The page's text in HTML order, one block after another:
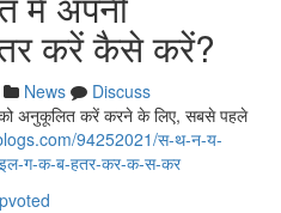
करें कैसे करें?
News
Discuss
अनुकूलित करें करने के लिए, सबसे पहले
94252021/स-थ-न-य-
ग-क-ब-हतर-कर-क-स-कर